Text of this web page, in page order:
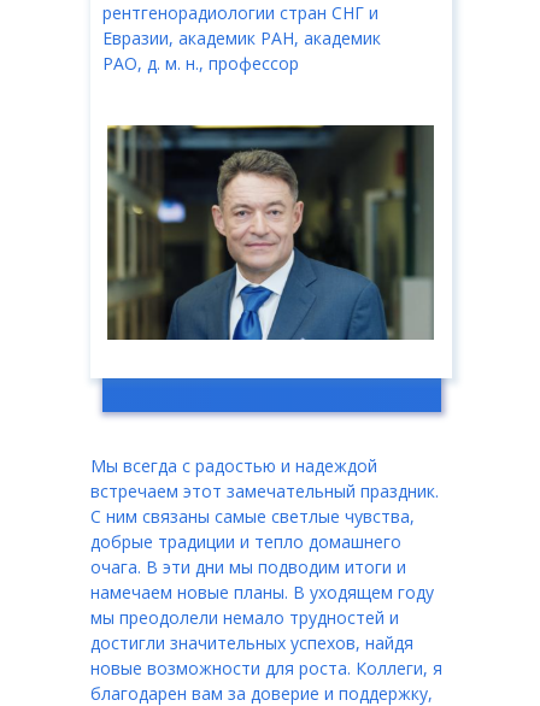
Мы всегда с радостью и надеждой
встречаем этот замечательный праздник.
С ним связаны самые светлые чувства,
добрые традиции и тепло домашнего
очага. В эти дни мы подводим итоги и
намечаем новые планы. В уходящем году
мы преодолели немало трудностей и
достигли значительных успехов, найдя
новые возможности для роста. Коллеги, я
благодарен вам за доверие и поддержку,
рентгенорадиологии стран СНГ и
Евразии, академик РАН, академик
РАО, д. м. н., профессор